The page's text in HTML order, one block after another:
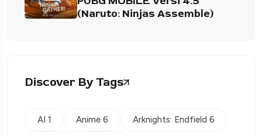
(Naruto: Ninjas Assemble)
Discover By Tags
AI 1 Anime 6 Arknights: Endfield 6